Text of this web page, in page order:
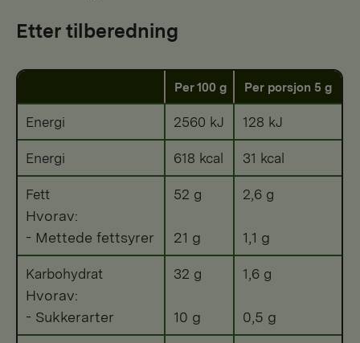
Etter tilberedning
Per 100 g Per porsjon 5 g
Energi 2560 kJ 128 kJ
Energi 618 kcal 31 kcal
Fett
Hvorav:
- Mettede fettsyrer
52 g
21 g
2,6 g
1,1 g
Karbohydrat
Hvorav:
- Sukkerarter
32 g
10 g
1,6 g
0,5 g